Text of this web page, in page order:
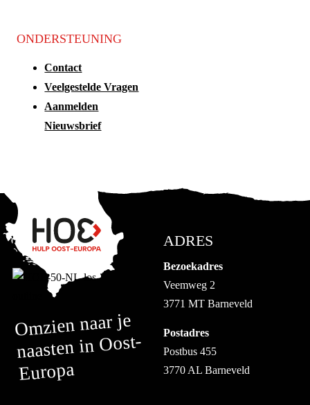
ONDERSTEUNING
Contact
Veelgestelde Vragen
Aanmelden
Nieuwsbrief
Omzien naar je
naasten in Oost-
Europa
ADRES
Bezoekadres
Veemweg 2
3771 MT Barneveld
Postadres
Postbus 455
3770 AL Barneveld